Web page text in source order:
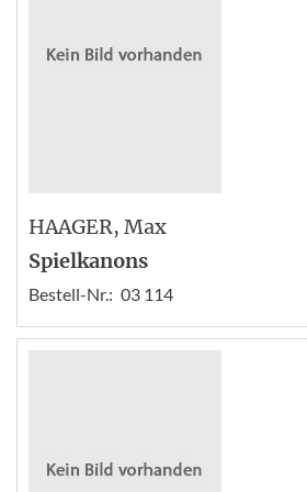
HAAGER, Max
Spielkanons
Bestell-Nr.: 03 114